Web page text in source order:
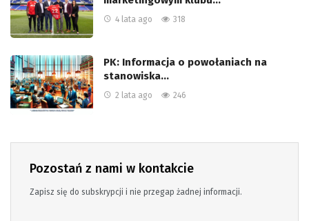
4 lata ago 318
PK: Informacja o powołaniach na
stanowiska…
2 lata ago 246
Pozostań z nami w kontakcie
Zapisz się do subskrypcji i nie przegap żadnej informacji.